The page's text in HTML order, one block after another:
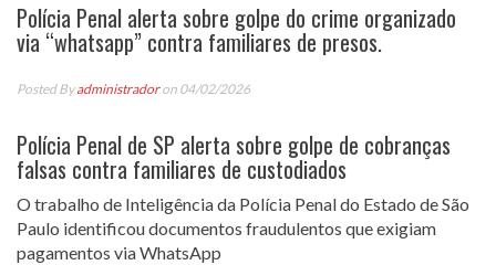
Polícia Penal alerta sobre golpe do crime organizado
via “whatsapp” contra familiares de presos.
Posted Byadministradoron 04/02/2026
Polícia Penal de SP alerta sobre golpe de cobranças
falsas contra familiares de custodiados
O trabalho de Inteligência da Polícia Penal do Estado de São
Paulo identificou documentos fraudulentos que exigiam
pagamentos via WhatsApp